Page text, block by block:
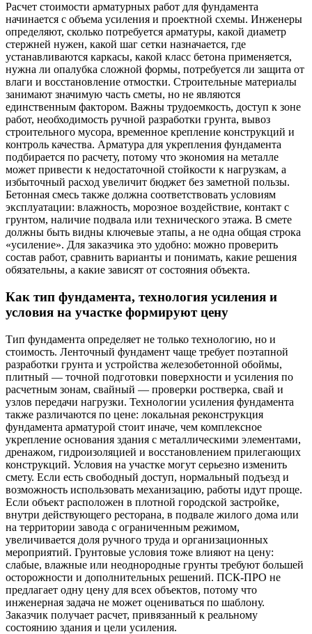
Расчет стоимости арматурных работ для фундамента
начинается с объема усиления и проектной схемы. Инженеры
определяют, сколько потребуется арматуры, какой диаметр
стержней нужен, какой шаг сетки назначается, где
устанавливаются каркасы, какой класс бетона применяется,
нужна ли опалубка сложной формы, потребуется ли защита от
влаги и восстановление отмостки. Строительные материалы
занимают значимую часть сметы, но не являются
единственным фактором. Важны трудоемкость, доступ к зоне
работ, необходимость ручной разработки грунта, вывоз
строительного мусора, временное крепление конструкций и
контроль качества. Арматура для укрепления фундамента
подбирается по расчету, потому что экономия на металле
может привести к недостаточной стойкости к нагрузкам, а
избыточный расход увеличит бюджет без заметной пользы.
Бетонная смесь также должна соответствовать условиям
эксплуатации: влажность, морозное воздействие, контакт с
грунтом, наличие подвала или технического этажа. В смете
должны быть видны ключевые этапы, а не одна общая строка
«усиление». Для заказчика это удобно: можно проверить
состав работ, сравнить варианты и понимать, какие решения
обязательны, а какие зависят от состояния объекта.
Как тип фундамента, технология усиления и
условия на участке формируют цену
Тип фундамента определяет не только технологию, но и
стоимость. Ленточный фундамент чаще требует поэтапной
разработки грунта и устройства железобетонной обоймы,
плитный — точной подготовки поверхности и усиления по
расчетным зонам, свайный — проверки ростверка, свай и
узлов передачи нагрузки. Технологии усиления фундамента
также различаются по цене: локальная реконструкция
фундамента арматурой стоит иначе, чем комплексное
укрепление основания здания с металлическими элементами,
дренажом, гидроизоляцией и восстановлением прилегающих
конструкций. Условия на участке могут серьезно изменить
смету. Если есть свободный доступ, нормальный подъезд и
возможность использовать механизацию, работы идут проще.
Если объект расположен в плотной городской застройке,
внутри действующего ресторана, в подвале жилого дома или
на территории завода с ограниченным режимом,
увеличивается доля ручного труда и организационных
мероприятий. Грунтовые условия тоже влияют на цену:
слабые, влажные или неоднородные грунты требуют большей
осторожности и дополнительных решений. ПСК-ПРО не
предлагает одну цену для всех объектов, потому что
инженерная задача не может оцениваться по шаблону.
Заказчик получает расчет, привязанный к реальному
состоянию здания и цели усиления.